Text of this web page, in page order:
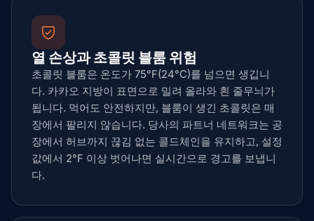
열 손상과 초콜릿 블룸 위험
초콜릿 블룸은 온도가 75°F(24°C)를 넘으면 생깁니
다. 카카오 지방이 표면으로 밀려 올라와 흰 줄무늬가
됩니다. 먹어도 안전하지만, 블룸이 생긴 초콜릿은 매
장에서 팔리지 않습니다. 당사의 파트너 네트워크는 공
장에서 허브까지 끊김 없는 콜드체인을 유지하고, 설정
값에서 2°F 이상 벗어나면 실시간으로 경고를 보냅니
다.